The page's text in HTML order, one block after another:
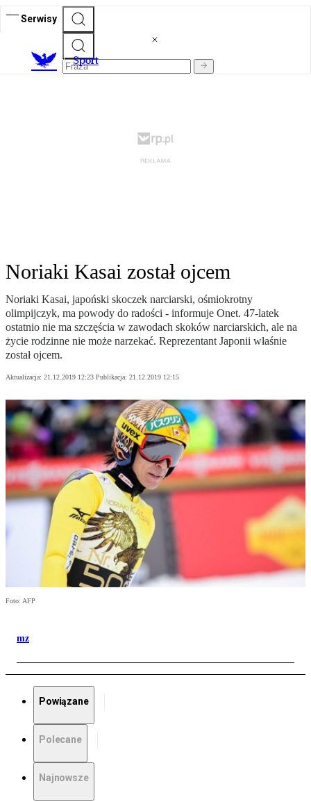
Serwisy
Sport
Noriaki Kasai został ojcem
Noriaki Kasai, japoński skoczek narciarski, ośmiokrotny
olimpijczyk, ma powody do radości - informuje Onet. 47-latek
ostatnio nie ma szczęścia w zawodach skoków narciarskich, ale na
życie rodzinne nie może narzekać. Reprezentant Japonii właśnie
został ojcem.
Aktualizacja: 21.12.2019 12:23 Publikacja: 21.12.2019 12:15
Foto: AFP
mz
Powiązane
Polecane
Najnowsze